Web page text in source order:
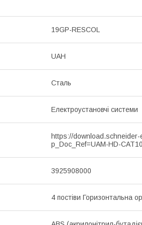
19GP-RESCOL
UAH
Сталь
Електроустановчі системи
https://download.schneider-
p_Doc_Ref=UAM-HD-
3925908000
4 постіви Горизонтальна